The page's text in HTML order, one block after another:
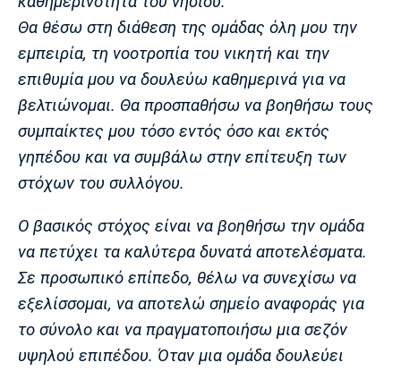
Θα θέσω στη διάθεση της ομάδας όλη μου την
εμπειρία, τη νοοτροπία του νικητή και την
επιθυμία μου να δουλεύω καθημερινά για να
βελτιώνομαι. Θα προσπαθήσω να βοηθήσω τους
συμπαίκτες μου τόσο εντός όσο και εκτός
γηπέδου και να συμβάλω στην επίτευξη των
στόχων του συλλόγου.
Ο βασικός στόχος είναι να βοηθήσω την ομάδα
να πετύχει τα καλύτερα δυνατά αποτελέσματα.
Σε προσωπικό επίπεδο, θέλω να συνεχίσω να
εξελίσσομαι, να αποτελώ σημείο αναφοράς για
το σύνολο και να πραγματοποιήσω μια σεζόν
υψηλού επιπέδου. Όταν μια ομάδα δουλεύει